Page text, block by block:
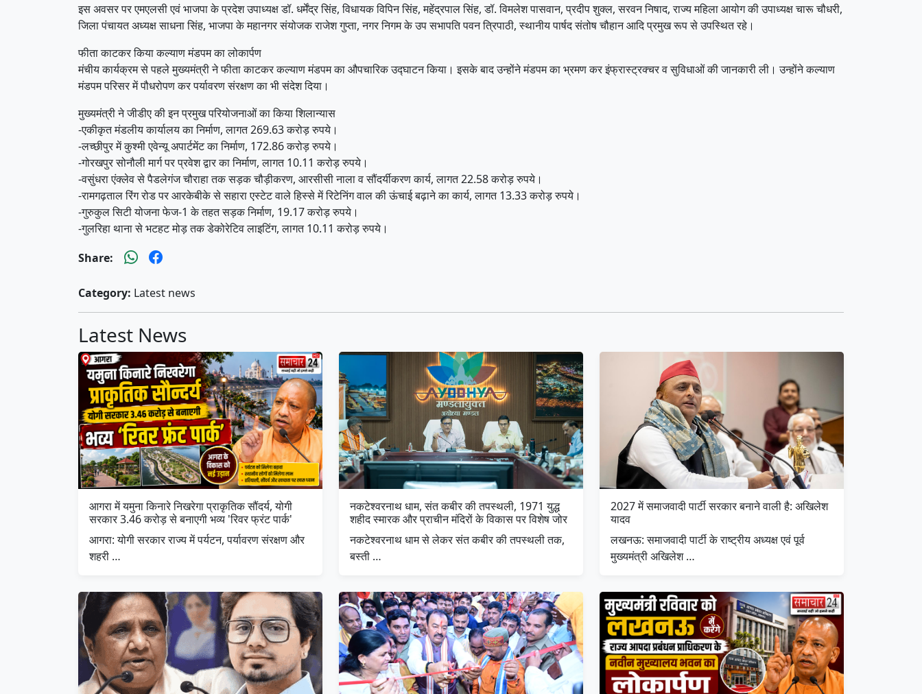
इस अवसर पर एमएलसी एवं भाजपा के प्रदेश उपाध्यक्ष डॉ. धर्मेंद्र सिंह, विधायक विपिन सिंह, महेंद्रपाल सिंह, डॉ. विमलेश पासवान, प्रदीप शुक्ल, सरवन निषाद, राज्य महिला आयोग की उपाध्यक्ष चारू चौधरी,
जिला पंचायत अध्यक्ष साधना सिंह, भाजपा के महानगर संयोजक राजेश गुप्ता, नगर निगम के उप सभापति पवन त्रिपाठी, स्थानीय पार्षद संतोष चौहान आदि प्रमुख रूप से उपस्थित रहे।
फीता काटकर किया कल्याण मंडपम का लोकार्पण
मंचीय कार्यक्रम से पहले मुख्यमंत्री ने फीता काटकर कल्याण मंडपम का औपचारिक उद्घाटन किया। इसके बाद उन्होंने मंडपम का भ्रमण कर इंफ्रास्ट्रक्चर व सुविधाओं की जानकारी ली। उन्होंने कल्याण
मंडपम परिसर में पौधरोपण कर पर्यावरण संरक्षण का भी संदेश दिया।
मुख्यमंत्री ने जीडीए की इन प्रमुख परियोजनाओं का किया शिलान्यास
-एकीकृत मंडलीय कार्यालय का निर्माण, लागत 269.63 करोड़ रुपये।
-लच्छीपुर में कुश्मी एवेन्यू अपार्टमेंट का निर्माण, 172.86 करोड़ रुपये।
-गोरखपुर सोनौली मार्ग पर प्रवेश द्वार का निर्माण, लागत 10.11 करोड़ रुपये।
-वसुंधरा एंक्लेव से पैडलेगंज चौराहा तक सड़क चौड़ीकरण, आरसीसी नाला व सौंदर्यीकरण कार्य, लागत 22.58 करोड़ रुपये।
-रामगढ़ताल रिंग रोड पर आरकेबीके से सहारा एस्टेट वाले हिस्से में रिटेनिंग वाल की ऊंचाई बढ़ाने का कार्य, लागत 13.33 करोड़ रुपये।
-गुरुकुल सिटी योजना फेज-1 के तहत सड़क निर्माण, 19.17 करोड़ रुपये।
-गुलरिहा थाना से भटहट मोड़ तक डेकोरेटिव लाइटिंग, लागत 10.11 करोड़ रुपये।
Share:
Category: Latest news
Latest News
आगरा में यमुना किनारे निखरेगा प्राकृतिक सौंदर्य, योगी
सरकार 3.46 करोड़ से बनाएगी भव्य 'रिवर फ्रंट पार्क'
आगरा: योगी सरकार राज्य में पर्यटन, पर्यावरण संरक्षण और
शहरी …
नकटेश्वरनाथ धाम, संत कबीर की तपस्थली, 1971 युद्ध
शहीद स्मारक और प्राचीन मंदिरों के विकास पर विशेष जोर
नकटेश्वरनाथ धाम से लेकर संत कबीर की तपस्थली तक,
बस्ती …
2027 में समाजवादी पार्टी सरकार बनाने वाली है: अखिलेश
यादव
लखनऊ: समाजवादी पार्टी के राष्ट्रीय अध्यक्ष एवं पूर्व
मुख्यमंत्री अखिलेश …